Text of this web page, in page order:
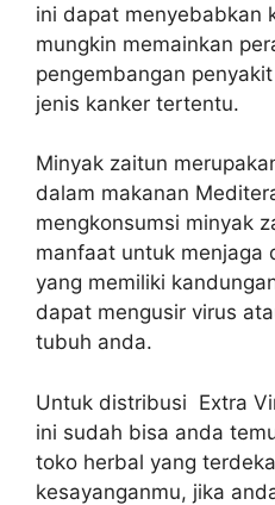
ini dapat menyebabkan
mungkin memainkan
pengembangan
jenis kanker tertentu.
Minyak zaitun
dalam makanan
mengkonsumsi minyak
manfaat untuk menjaga
yang memiliki
dapat mengusir virus
tubuh anda.
Untuk distribusi Extra
ini sudah bisa anda
toko herbal yang
kesayanganmu, jika